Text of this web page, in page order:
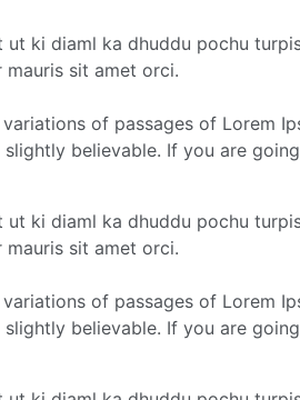
ki diaml ka dhuddu pochu
sit amet orci.
of passages of
believable. If you are
ki diaml ka dhuddu pochu
sit amet orci.
of passages of
believable. If you are